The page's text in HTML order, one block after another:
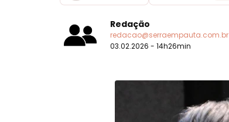
Redação
redacao@serraempauta.com.br
03.02.2026 - 14h26min